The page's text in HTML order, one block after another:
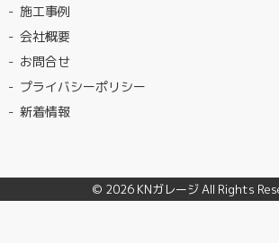
施工事例
会社概要
お問合せ
プライバシーポリシー
新着情報
© 2026 KNガレージAll Rights